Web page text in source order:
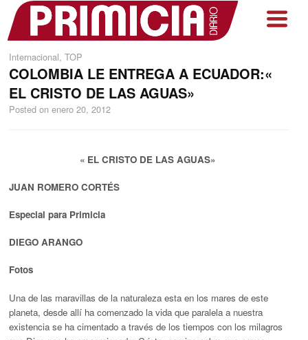
Internacional, TOP
COLOMBIA LE ENTREGA A ECUADOR:«
EL CRISTO DE LAS AGUAS»
Posted on enero 20, 2012
« EL CRISTO DE LAS AGUAS»
JUAN ROMERO CORTÉS
Especial para Primicia
DIEGO ARANGO
Fotos
Una de las maravillas de la naturaleza esta en los mares de este
planeta, desde allí ha comenzado la vida que paralela a nuestra
existencia se ha cimentado a través de los tiempos con los milagros